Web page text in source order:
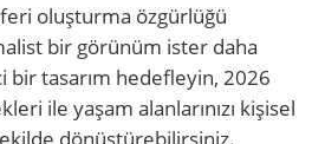
oluşturma özgürlüğü
bir görünüm ister daha
bir tasarım hedefleyin, 2026
ile yaşam alanlarınızı kişisel
dönüştürebilirsiniz.